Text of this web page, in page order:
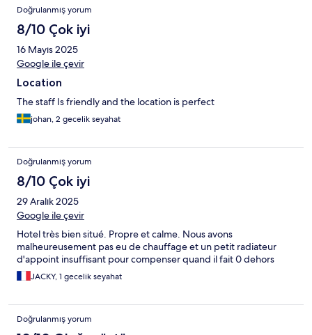
Doğrulanmış yorum
8/10 Çok iyi
16 Mayıs 2025
Google ile çevir
Location
The staff Is friendly and the location is perfect
johan, 2 gecelik seyahat
Doğrulanmış yorum
8/10 Çok iyi
29 Aralık 2025
Google ile çevir
Hotel très bien situé. Propre et calme. Nous avons
malheureusement pas eu de chauffage et un petit radiateur
d'appoint insuffisant pour compenser quand il fait 0 dehors
JACKY, 1 gecelik seyahat
Doğrulanmış yorum